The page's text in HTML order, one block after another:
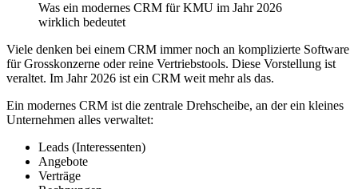
Was ein modernes CRM für KMU im Jahr 2026
wirklich bedeutet
Viele denken bei einem CRM immer noch an komplizierte Software
für Grosskonzerne oder reine Vertriebstools. Diese Vorstellung ist
veraltet. Im Jahr 2026 ist ein CRM weit mehr als das.
Ein modernes CRM ist die zentrale Drehscheibe, an der ein kleines
Unternehmen alles verwaltet:
Leads (Interessenten)
Angebote
Verträge